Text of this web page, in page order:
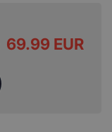
69.99 EUR